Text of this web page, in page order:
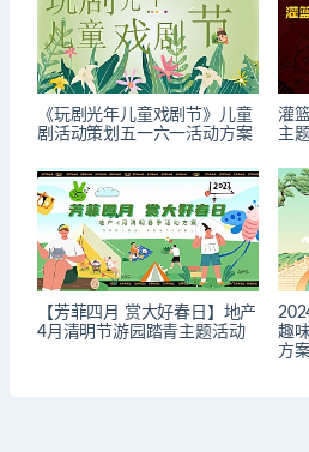
《玩剧光年儿童戏剧节》儿童
剧活动策划五一六一活动方案
灌
主
【芳菲四月 赏大好春日】地产
4月清明节游园踏青主题活动
趣
方